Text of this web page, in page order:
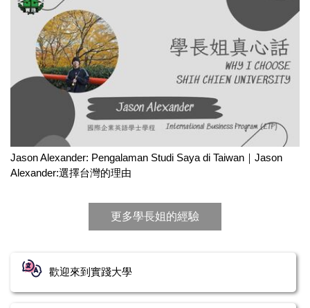
Jason Alexander: Pengalaman Studi Saya di Taiwan｜Jason
Alexander:選擇台灣的理由
更多學長姐的經驗
歡迎來到實踐大學